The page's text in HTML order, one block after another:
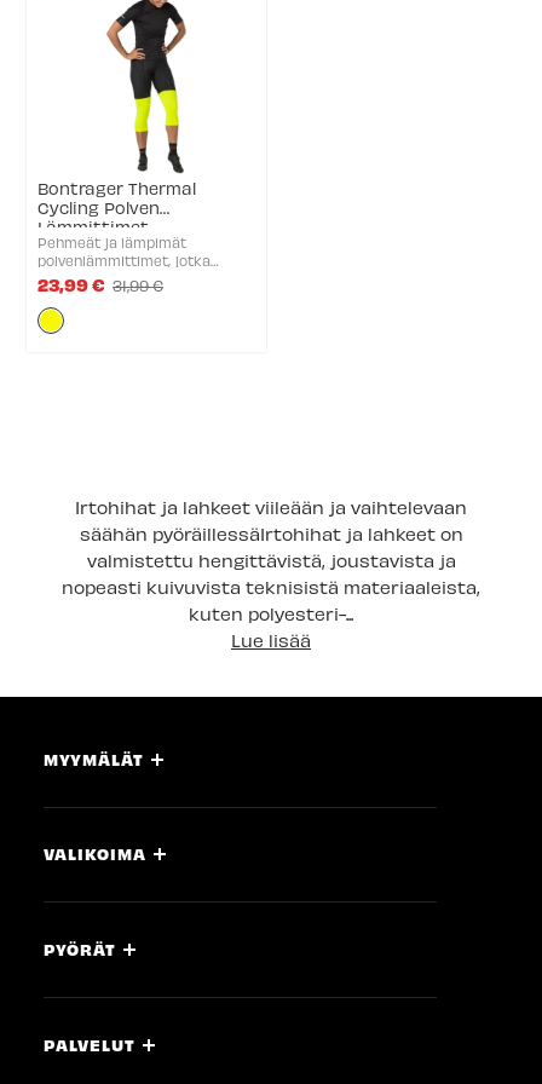
Bontrager Thermal
Cycling Polven
Lämmittimet
Pehmeät ja lämpimät
polvenlämmittimet, jotka
antavat lisää lämpöä ja
mukavuutta tuulisessa ja
kylmässä säässä ajamiseen.
Thermal-polvenlämmittimet
23,99 €
Old
price
31,99 €
Väri:
Keltainen
Irtohihat ja lahkeet viileään ja vaihtelevaan
säähän pyöräillessäIrtohihat ja lahkeet on
valmistettu hengittävistä, joustavista ja
nopeasti kuivuvista teknisistä materiaaleista,
kuten polyesteri-...
Lue lisää
MYYMÄLÄT
VALIKOIMA
PYÖRÄT
PALVELUT